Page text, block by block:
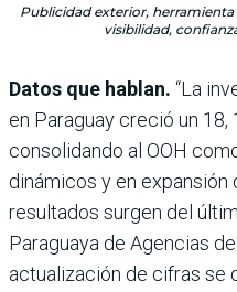
Publicidad exterior,
visibilidad,
Datos que hablan. “La
en Paraguay creció un 18,
consolidan­do al OOH
dinámicos y en expansión
resultados surgen del
Paraguaya de Agencias
actualización de cifras se